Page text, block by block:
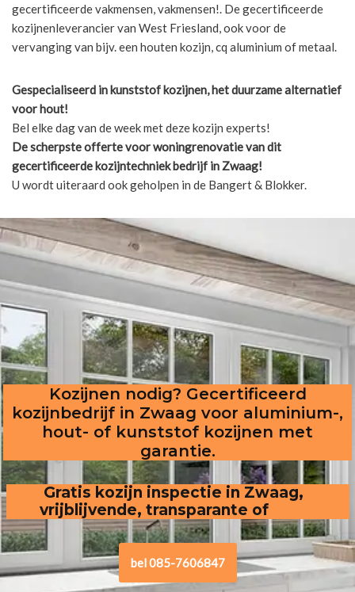
gecertificeerde vakmensen, vakmensen!. De gecertificeerde
kozijnenleverancier van West Friesland, ook voor de
vervanging van bijv. een houten kozijn, cq aluminium of metaal.
Gespecialiseerd in kunststof kozijnen, het duurzame alternatief
voor hout!
Bel elke dag van de week met deze kozijn experts!
De scherpsteofferte voor woningrenovatie van dit
gecertificeerde kozijntechniek bedrijf in Zwaag!
U wordt uiteraard ook geholpen in de Bangert & Blokker.
Kozijnen nodig? Gecertificeerd
kozijnbedrijf in Zwaag voor aluminium-,
hout- of kunststof kozijnen met
garantie.
Gratis kozijn inspectie in Zwaag,
vrijblijvende, transparante offerte
bel 085-7606847